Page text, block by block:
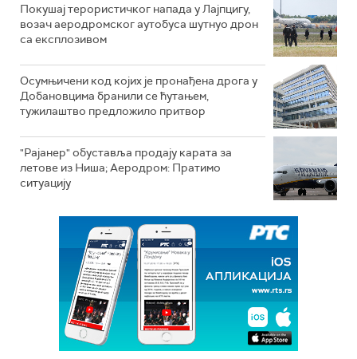
Покушај терористичког напада у Лајпцигу,
возач аеродромског аутобуса шутнуо дрон
са експлозивом
Осумњичени код којих је пронађена дрога у
Добановцима бранили се ћутањем,
тужилаштво предложило притвор
"Рајанер" обуставља продају карата за
летове из Ниша; Аеродром: Пратимо
ситуацију